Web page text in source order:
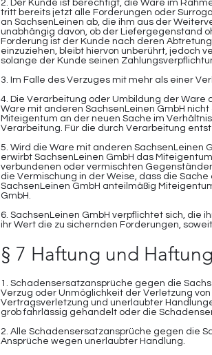
2. Der Kunde ist berechtigt, die Ware im
tritt bereits jetzt alle Forderungen oder
an SachsenLeinen ab, die ihm aus der
unabhängig davon, ob der Liefergegenstand
Forderung ist der Kunde nach deren
einzuziehen, bleibt hiervon unberührt, jedoch
solange der Kunde seinen
3. Im Falle des Verzuges mit mehr als einer
4. Die Verarbeitung oder Umbildung der Ware
Ware mit anderen SachsenLeinen GmbH
Miteigentum an der neuen Sache im
Verarbeitung. Für die durch Verarbeitung
5. Wird die Ware mit anderen SachsenLeinen
erwirbt SachsenLeinen GmbH das
verbundenen oder vermischten
die Vermischung in der Weise, dass die
SachsenLeinen GmbH anteilmäßig
GmbH.
6. SachsenLeinen GmbH verpflichtet sich, die
ihr Wert die zu sichernden Forderungen,
§ 7 Haftung und
1. Schadensersatzansprüche gegen die
Verzug oder Unmöglichkeit der Verletzung
Vertragsverletzung und unerlaubter
grob fahrlässig gehandelt oder die
2. Alle Schadensersatzansprüche gegen die
Ansprüche wegen unerlaubter Handlung.